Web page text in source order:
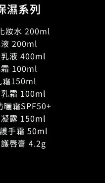
濕系列
妝水 200ml
200ml
液 400ml
100ml
霜150ml
霜 100ml
曬霜SPF50+
露 150ml
手霜 50ml
唇膏 4.2g